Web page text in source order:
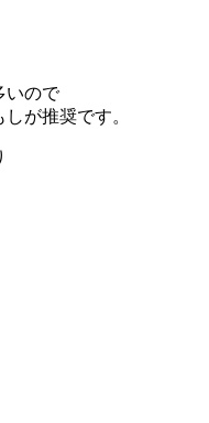
いので
が推奨です。